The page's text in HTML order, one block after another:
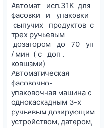
Автомат исп.31K для
фасовки и упаковки
сыпучих продуктов с
трех ручьевым
дозатором до 70 уп
/ мин ( с доп .
ковшами)
Автоматическая
фасовочно-
упаковочная машина с
однокаскадным 3-х
ручьевым дозирующим
устройством, датером,